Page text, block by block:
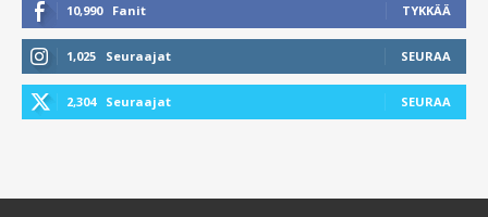
10,990 Fanit TYKKÄÄ
1,025 Seuraajat SEURAA
2,304 Seuraajat SEURAA